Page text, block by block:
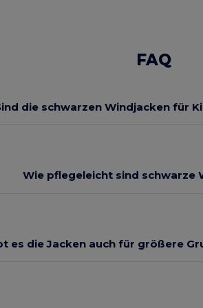
FAQ
die schwarzen Windjacken für
Wie pflegeleicht sind schwarze
es die Jacken auch für größere